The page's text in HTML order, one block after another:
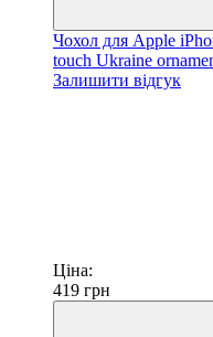
Чохол для Apple
touch Ukraine
Залишити відгук
Ціна:
419 грн